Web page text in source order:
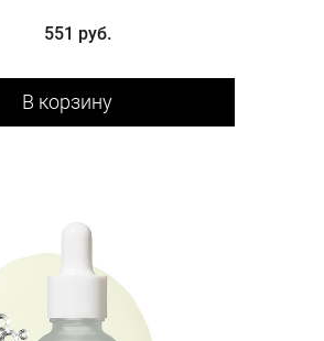
551 руб.
В корзину